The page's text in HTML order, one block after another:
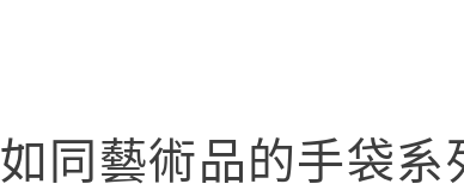
如同藝術品的手袋系